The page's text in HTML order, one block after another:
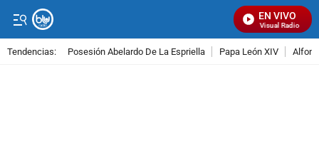
EN VIVO
Señal Visual Radio
Tendencias: Posesión Abelardo De La Espriella Papa León XIV